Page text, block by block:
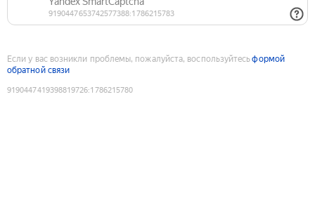
Если у вас возникли проблемы, пожалуйста, воспользуйтесьформой
обратной связи
9190447419398819726:1786215780